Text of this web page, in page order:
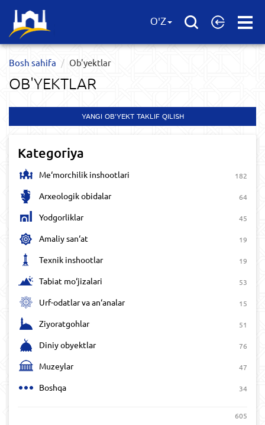
Open
O'Z
Bosh sahifa Ob'yektlar​
OB'YEKTLAR​
YANGI OB'YEKT TAKLIF QILISH
Kategoriya
Me‘morchilik inshootlari 182
Arxeologik obidalar 64
Yodgorliklar 45
Amaliy san‘at 19
Texnik inshootlar 19
Tabiat mo‘jizalari 53
Urf-odatlar va an‘analar 15
Ziyoratgohlar 51
Diniy obyektlar 76
Muzeylar 47
Boshqa 34
605